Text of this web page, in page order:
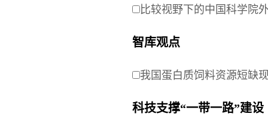
比较视野下的中国科学院
智库观点
我国蛋白质饲料资源短缺
科技支撑“一带一路”建设